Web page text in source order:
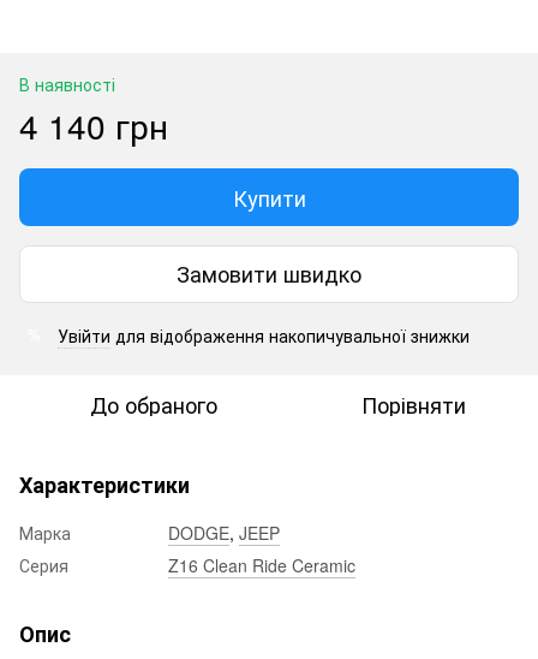
В наявності
4 140 грн
Купити
Замовити швидко
Увійти для відображення накопичувальної знижки
До обраного Порівняти
Характеристики
Марка DODGE, JEEP
Серия
Z16 Clean Ride Ceramic
Опис